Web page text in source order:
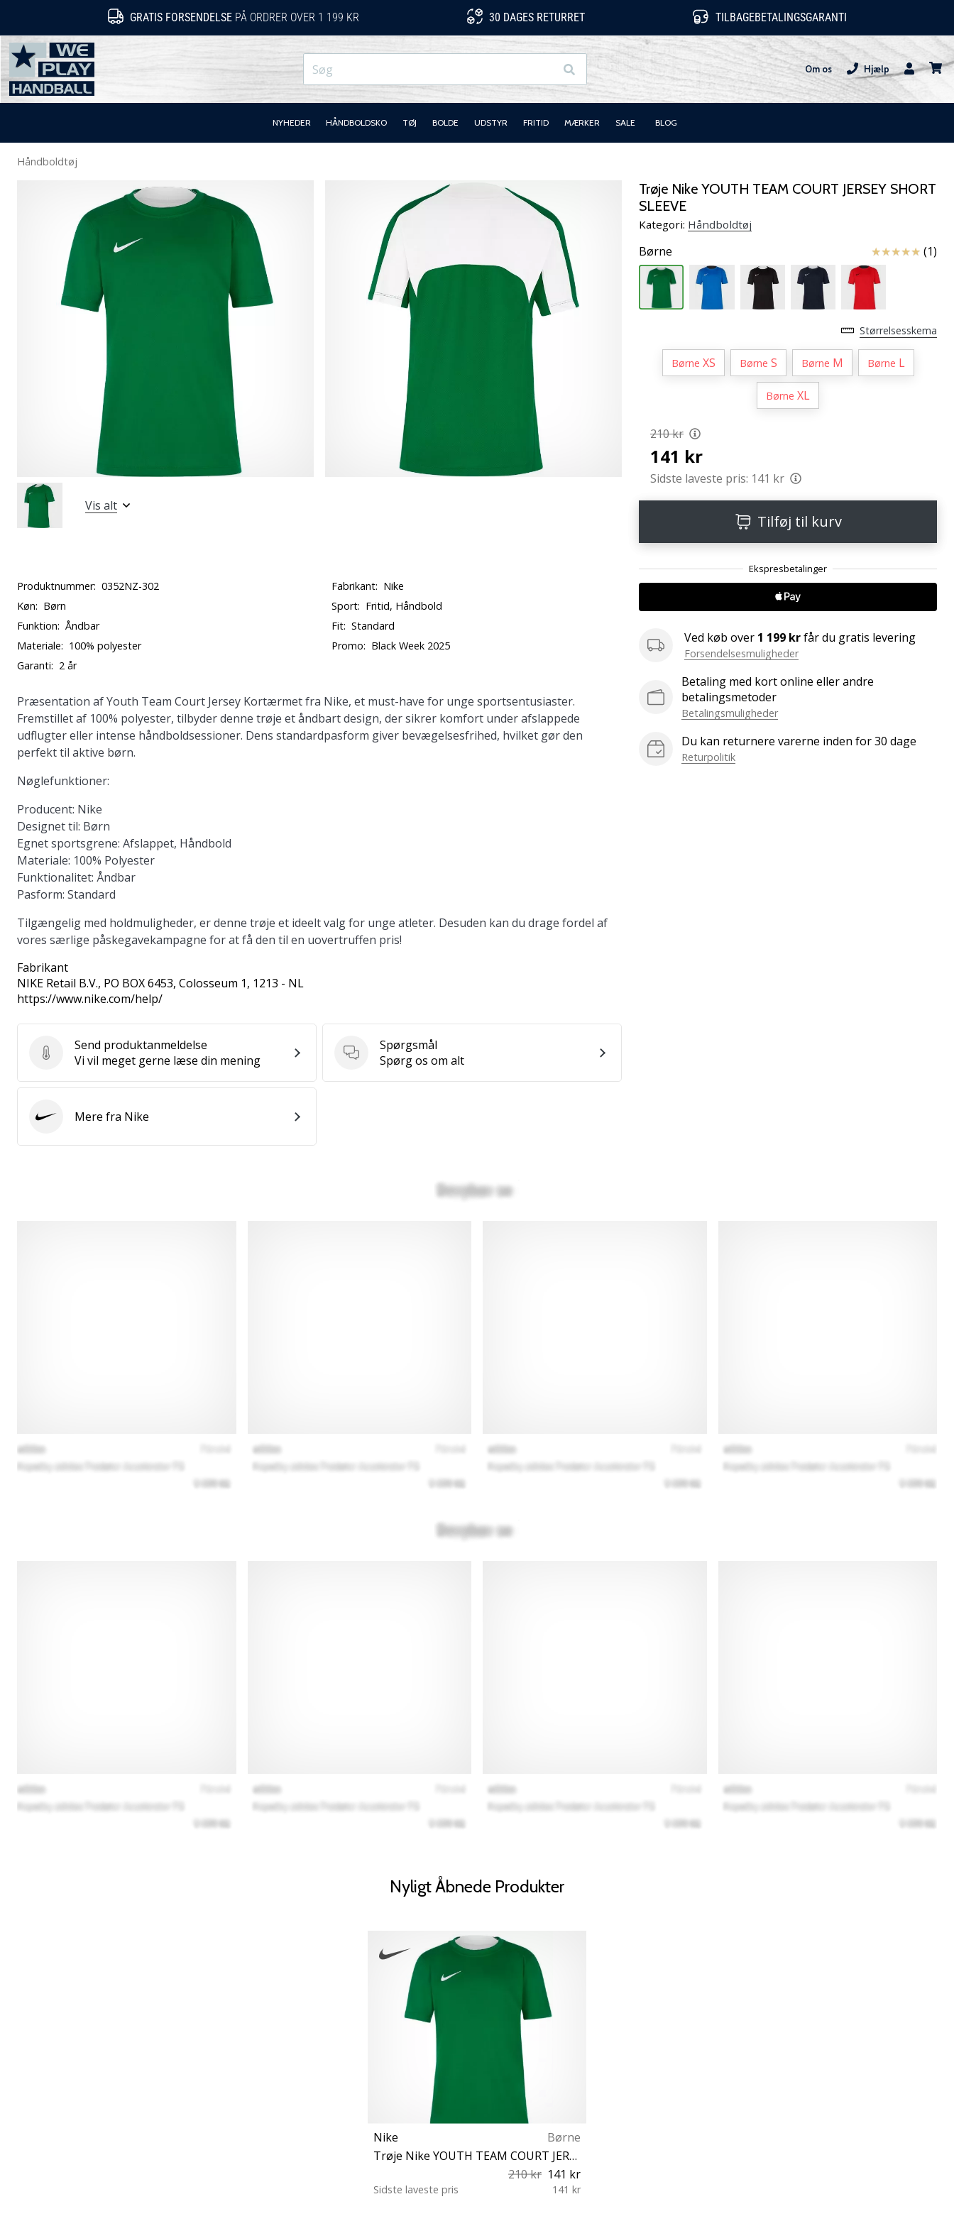
GRATIS FORSENDELSE PÅ ORDRER OVER 1 199 KR 30 DAGES RETURRET TILBAGEBETALINGSGARANTI
WePlayHandball.dk
Om os
Hjælp
Bruger
NYHEDER HÅNDBOLDSKO TØJ BOLDE UDSTYR FRITID MÆRKER SALE BLOG
Håndboldtøj
Trøje Nike YOUTH TEAM COURT JERSEY SHORT
SLEEVE
Kategori: Håndboldtøj
Børne Anmeldelser
(1)
Størrelsesskema
Børne XS Børne S Børne M Børne L
Børne XL
210 kr
141 kr
Sidste laveste pris: 141 kr
Tilføj til kurv
Ved køb over 1 199 krfår du gratis levering
Forsendelsesmuligheder
Betaling med kort online eller andre
betalingsmetoder
Betalingsmuligheder
Du kan returnere varerne inden for 30 dage
Returpolitik
Vis alt
Produktnummer: 0352NZ-302 Fabrikant: Nike
Køn: Børn Sport: Fritid, Håndbold
Funktion: Åndbar Fit: Standard
Materiale: 100% polyester Promo: Black Week 2025
Garanti: 2 år
Præsentation afYouth Team Court Jersey Kortærmetfra Nike, et must-have for unge sportsentusiaster.
Fremstillet af 100% polyester, tilbyder denne trøje et åndbart design, der sikrer komfort under afslappede
udflugter eller intense håndboldsessioner. Dens standardpasform giver bevægelsesfrihed, hvilket gør den
perfekt til aktive børn.
Nøglefunktioner:
Producent: Nike
Designet til: Børn
Egnet sportsgrene: Afslappet, Håndbold
Materiale: 100% Polyester
Funktionalitet: Åndbar
Pasform: Standard
Tilgængelig med holdmuligheder, er denne trøje et ideelt valg for unge atleter. Desuden kan du drage fordel af
vores særlige påskegavekampagne for at få den til en uovertruffen pris!
Fabrikant
NIKE Retail B.V., PO BOX 6453, Colosseum 1, 1213 - NL
https://www.nike.com/help/
Send produktanmeldelse
Send produktanmeldelse
Vi vil meget gerne læse din mening
Spørgsmål
Spørgsmål
Spørg os om alt
Nike Mere fra Nike
Nyligt Åbnede Produkter
Nike
Børne
Trøje Nike YOUTH TEAM COURT JERSEY SHORT SLEEVE
210 kr 141 kr
Sidste laveste pris 141 kr